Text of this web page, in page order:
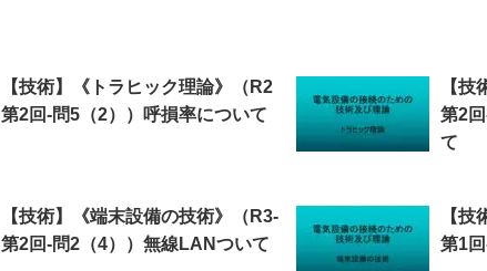
【技術】《トラヒック理論》（R2
第2回-問5（2））呼損率について
【
第2
て
【技術】《端末設備の技術》（R3-
第2回-問2（4））無線LANついて
【
第1